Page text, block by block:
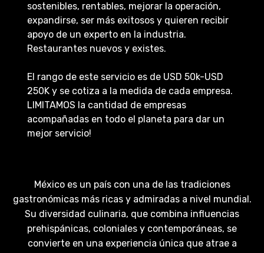
sostenibles, rentables, mejorar la operación,
expandirse, ser más exitosos y quieren recibir
apoyo de un experto en la industria.
Restaurantes nuevos y existes.
El rango de este servicio es de USD 50k-USD
250K y se cotiza a la medida de cada empresa.
LIMITAMOS la cantidad de empresas
acompañadas en todo el planeta para dar un
mejor servicio!
México es un país con una de las tradiciones
gastronómicas más ricas y admiradas a nivel mundial.
Su diversidad culinaria, que combina influencias
prehispánicas, coloniales y contemporáneas, se
convierte en una experiencia única que atrae a